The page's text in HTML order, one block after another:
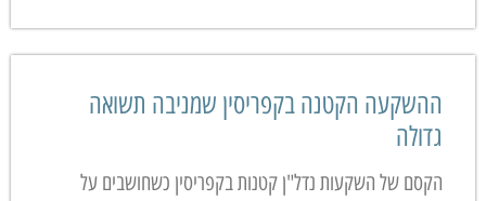
ההשקעה הקטנה בקפריסין שמניבה תשואה
גדולה
הקסם של השקעות נדל"ן קטנות בקפריסין כשחושבים על